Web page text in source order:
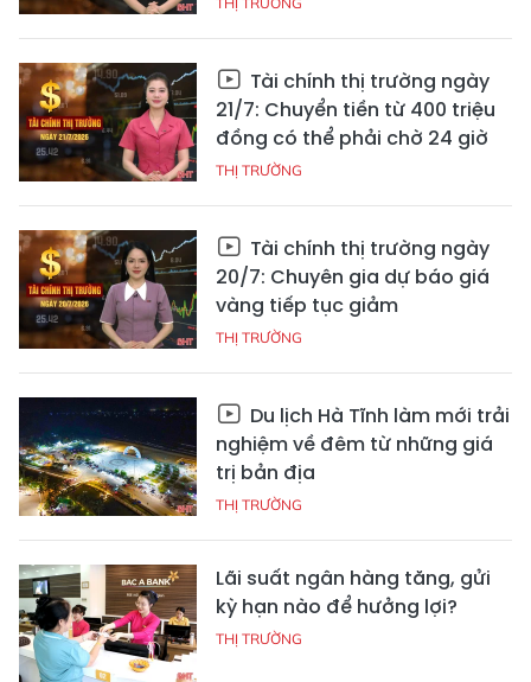
Tài chính thị trường ngày
21/7: Chuyển tiền từ 400 triệu
đồng có thể phải chờ 24 giờ
THỊ TRƯỜNG
Tài chính thị trường ngày
20/7: Chuyên gia dự báo giá
vàng tiếp tục giảm
THỊ TRƯỜNG
Du lịch Hà Tĩnh làm mới trải
nghiệm về đêm từ những giá
trị bản địa
THỊ TRƯỜNG
Lãi suất ngân hàng tăng, gửi
kỳ hạn nào để hưởng lợi?
THỊ TRƯỜNG